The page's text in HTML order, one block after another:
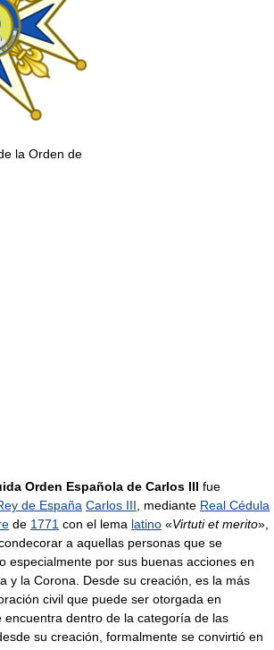
la Orden de
Orden Española de Carlos III fue
de España Carlos III , mediante Real Cédula
de 1771 con el lema latino «Virtuti et merito»,
a aquellas personas que se
especialmente por sus buenas acciones en
y la Corona. Desde su creación, es la más
civil que puede ser otorgada en
encuentra dentro de la categoría de las
su creación, formalmente se convirtió en